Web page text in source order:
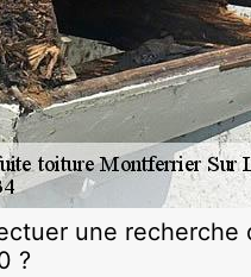
une recherche
?